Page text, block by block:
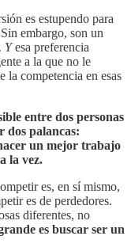
es estupendo para
embargo, son un
Yesa preferencia
a la que no le
la competencia en esas
entre dos personas
dos palancas:
un mejor trabajo
la vez.
es, en sí mismo,
es de perdedores.
diferentes, no
es buscar ser un